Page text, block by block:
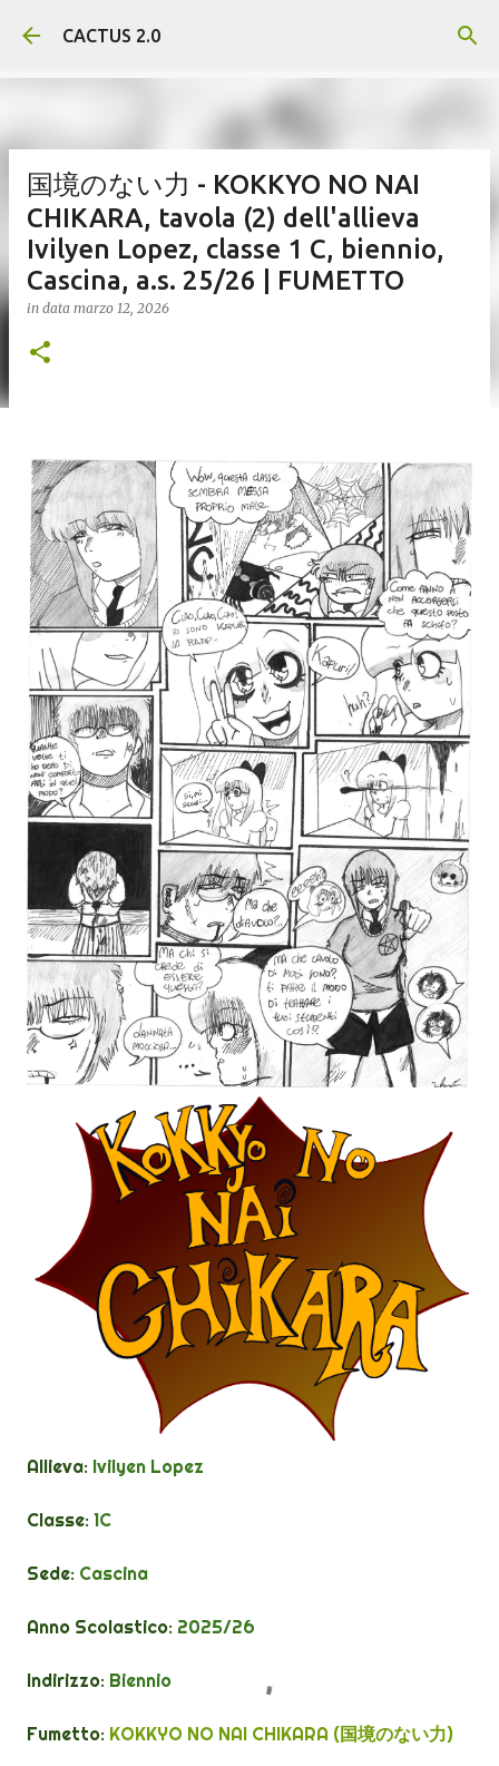
Passa ai contenuti principali
CACTUS 2.0
国境のない力 - KOKKYO NO NAI
CHIKARA, tavola (2) dell'allieva
Ivilyen Lopez, classe 1 C, biennio,
Cascina, a.s. 25/26 | FUMETTO
in data marzo 12, 2026
Allieva: Ivilyen Lopez
Classe: 1C
Sede: Cascina
Anno Scolastico: 2025/26
Indirizzo: Biennio
Fumetto: KOKKYO NO NAI CHIKARA (国境のない力)